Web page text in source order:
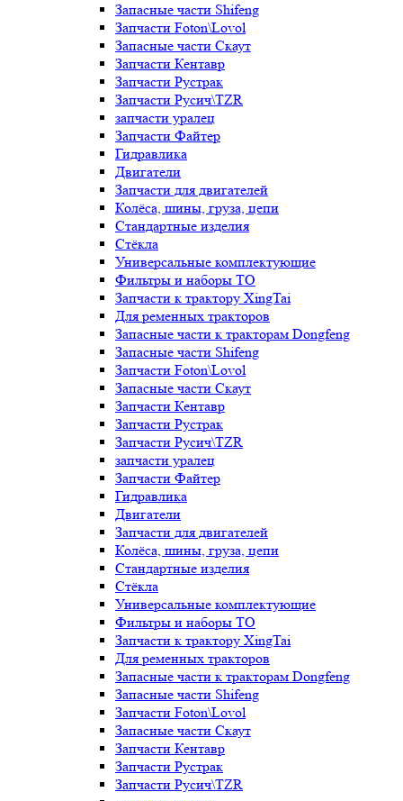
Запасные части Shifeng
Запчасти Foton\Lovol
Запасные части Скаут
Запчасти Кентавр
Запчасти Рустрак
Запчасти Русич\TZR
запчасти уралец
Запчасти Файтер
Гидравлика
Двигатели
Запчасти для двигателей
Колёса, шины, груза, цепи
Стандартные изделия
Стёкла
Универсальные комплектующие
Фильтры и наборы ТО
Запчасти к трактору XingTai
Для ременных тракторов
Запасные части к тракторам Dongfeng
Запасные части Shifeng
Запчасти Foton\Lovol
Запасные части Скаут
Запчасти Кентавр
Запчасти Рустрак
Запчасти Русич\TZR
запчасти уралец
Запчасти Файтер
Гидравлика
Двигатели
Запчасти для двигателей
Колёса, шины, груза, цепи
Стандартные изделия
Стёкла
Универсальные комплектующие
Фильтры и наборы ТО
Запчасти к трактору XingTai
Для ременных тракторов
Запасные части к тракторам Dongfeng
Запасные части Shifeng
Запчасти Foton\Lovol
Запасные части Скаут
Запчасти Кентавр
Запчасти Рустрак
Запчасти Русич\TZR